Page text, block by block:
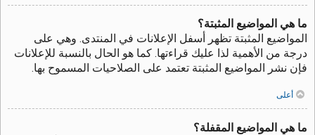
ما هي المواضيع المثبتة؟
المواضيع المثبتة تظهر أسفل الإعلانات في المنتدى. وهي على
درجة من الأهمية لذا عليك قراءتها. كما هو الحال بالنسبة للإعلانات
فإن نشر المواضيع المثبتة تعتمد على الصلاحيات المسموح بها.
أعلى
ما هي المواضيع المقفلة؟